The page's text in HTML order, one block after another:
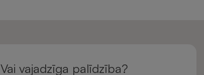
Vai vajadzīga palīdzība?